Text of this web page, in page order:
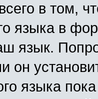
в том,
языка в
язык.
он
языка